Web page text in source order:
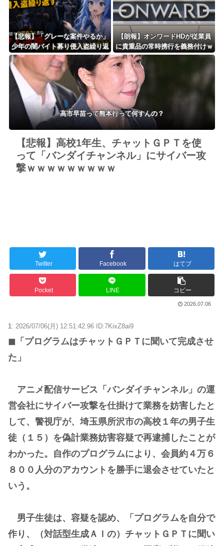
【悲報】「グレーな案件やるか」
少年の闇バイト募り侵入盗繰り返
す 容疑で中学生2人含む7人逮
捕・・・
【朗報】オンワードHDが従業員
に貴重品の常時携行を義務付けｗ
ｗｗｗｗｗｗｗｗｗｗｗｗ
高市早苗って熊本行って何すんの？
【悲報】高校1年生、チャットＧＰＴを使
って「バンダイチャンネル」にサイバー攻
撃ｗｗｗｗｗｗｗｗｗ
Twitter Facebook はてブ
Pocket LINE コピー
2026.07.06
1: 2026/07/06(月) 12:51:42.96 ID:7KixZ8ai9
◼「プログラムはチャットＧＰＴに聞いて完成させ
た」
アニメ配信サービス「バンダイチャンネル」の運
営会社にサイバー攻撃を仕掛けて業務を妨害したと
して、警視庁が、埼玉県所沢市の高校１年の男子生
徒（１５）を偽計業務妨害容疑で再逮捕したことが
わかった。自作のプログラムにより、会員約４万６
８００人分のアカウントを勝手に退会させていたと
いう。
男子生徒は、容疑を認め、「プログラムを自分で
作り、（対話型生成ＡＩの）チャットＧＰＴに聞い